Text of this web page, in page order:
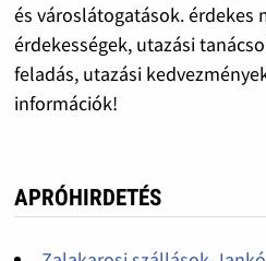
és városlátogatások. érdekes
érdekességek, utazási
feladás, utazási
információk!
APRÓHIRDETÉS